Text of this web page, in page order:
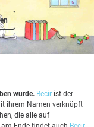
wurde. Becir ist der
ihrem Namen verknüpft
die alle auf